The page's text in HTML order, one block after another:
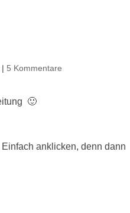
| 5 Kommentare
🙂
anklicken, denn dann